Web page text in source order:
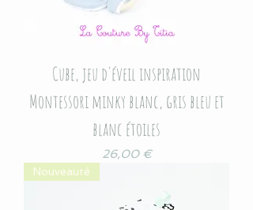
Cube, jeu d'éveil inspiration
Montessori minky blanc, gris bleu et
blanc étoiles
Prix
26,00 €
Nouveauté